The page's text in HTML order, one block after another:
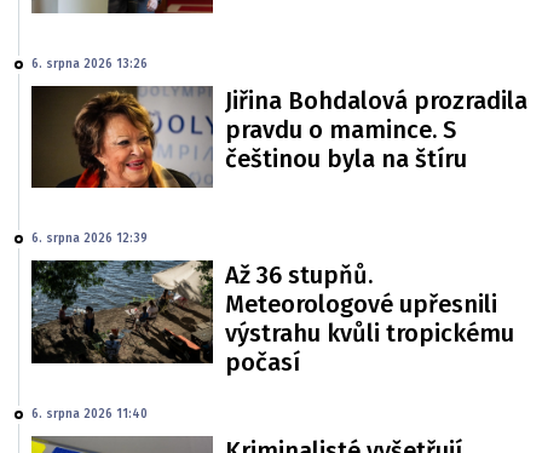
6. srpna 2026 13:26
Jiřina Bohdalová prozradila
pravdu o mamince. S
češtinou byla na štíru
6. srpna 2026 12:39
Až 36 stupňů.
Meteorologové upřesnili
výstrahu kvůli tropickému
počasí
6. srpna 2026 11:40